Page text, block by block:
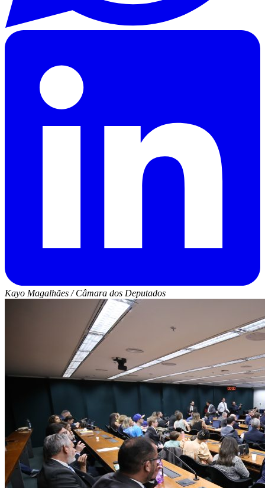
Kayo Magalhães / Câmara dos Deputados